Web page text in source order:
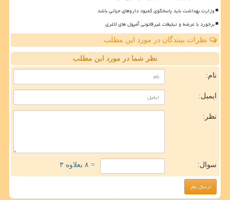
وزارت بهداشت باید پاسخگوی کمبود داروهای حیاتی باشد
برخورد با عرضه و تبلیغات غیرقانونی آمپول های لاغری
نظرات بینندگان در مورد این مطلب
نظر شما در مورد این مطلب
نام:
ایمیل:
نظر:
سوال: = ۸ بعلاوه ۳